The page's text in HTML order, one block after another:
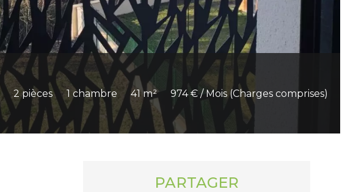
2 pièces 1 chambre 41 m² 974 € / Mois (Charges comprises)
PARTAGER